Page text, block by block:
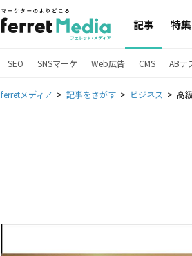
記事 特集
SEO SNSマーケ Web広告 CMS ABテ
ferretメディア 記事をさがす ビジネス 高